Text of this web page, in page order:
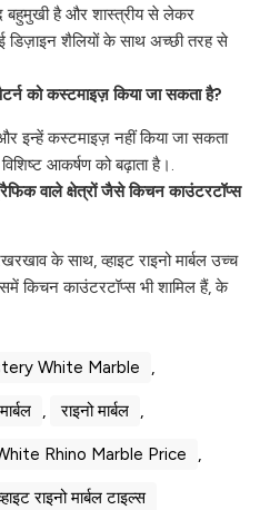
बहुमुखी है और शास्त्रीय से लेकर
शैलियों के साथ अच्छी तरह से
पैटर्न को कस्टमाइज़ किया जा सकता है?
इन्हें कस्टमाइज़ नहीं किया जा सकता
आकर्षण को बढ़ाता है।.
वाले क्षेत्रों जैसे किचन काउंटरटॉप्स
के साथ, व्हाइट राइनो मार्बल उच्च
किचन काउंटरटॉप्स भी शामिल हैं, के
White Marble ,
, राइनो मार्बल ,
Rhino Marble Price ,
राइनो मार्बल टाइल्स